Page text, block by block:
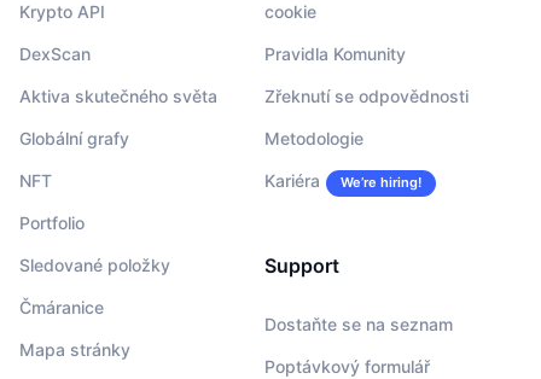
Krypto API
DexScan
Aktiva skutečného světa
Globální grafy
NFT
Portfolio
Sledované položky
Čmáranice
Mapa stránky
cookie
Pravidla Komunity
Zřeknutí se odpovědnosti
Metodologie
Kariéra We’re hiring!
Support
Dostaňte se na seznam
Poptávkový formulář